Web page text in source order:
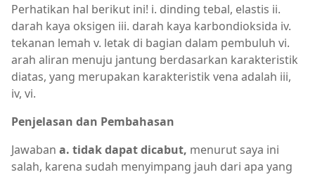
Perhatikan hal berikut ini! i. dinding tebal, elastis ii.
darah kaya oksigen iii. darah kaya karbondioksida iv.
tekanan lemah v. letak di bagian dalam pembuluh vi.
arah aliran menuju jantung berdasarkan karakteristik
diatas, yang merupakan karakteristik vena adalah iii,
iv, vi.
Penjelasan dan Pembahasan
Jawaban a. tidak dapat dicabut, menurut saya ini
salah, karena sudah menyimpang jauh dari apa yang